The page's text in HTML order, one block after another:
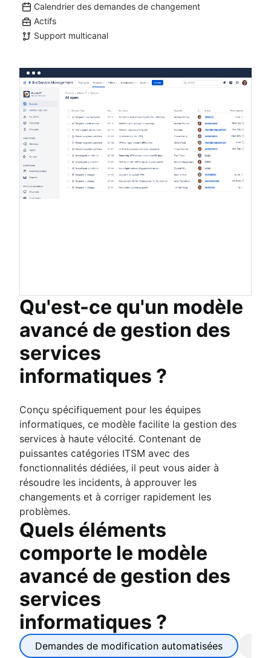
Calendrier des demandes de changement
Actifs
Support multicanal
Qu'est-ce qu'un modèle
avancé de gestion des
services
informatiques ?
Conçu spécifiquement pour les équipes
informatiques, ce modèle facilite la gestion des
services à haute vélocité. Contenant de
puissantes catégories ITSM avec des
fonctionnalités dédiées, il peut vous aider à
résoudre les incidents, à approuver les
changements et à corriger rapidement les
problèmes.
Quels éléments
comporte le modèle
avancé de gestion des
services
informatiques ?
Demandes de modification automatisées